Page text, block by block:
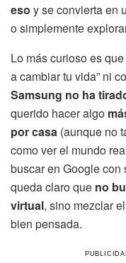
eso y se convierta en
o simplemente
Lo más curioso es
a cambiar tu vida” ni
Samsung no ha
querido hacer algo
por casa (aunque no
como ver el mundo
buscar en Google con
queda claro que no
virtual, sino mezclar
bien pensada.